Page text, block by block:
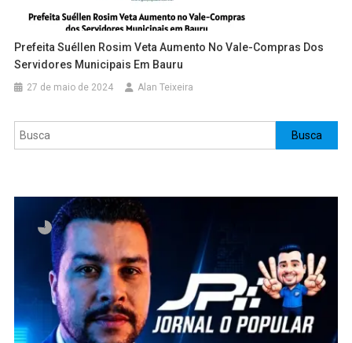
Prefeita Suéllen Rosim Veta Aumento No Vale-Compras Dos
Servidores Municipais Em Bauru
27 de maio de 2024 Alan Teixeira
Pesquisar Busca